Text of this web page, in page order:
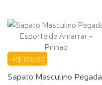
-R$ 100,00
Sapato Masculino Pegada